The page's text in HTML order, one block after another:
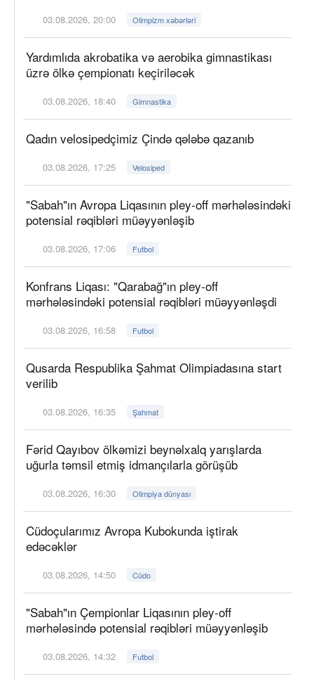
03.08.2026, 20:00 Olimpizm xəbərləri
Yardımlıda akrobatika və aerobika gimnastikası
üzrə ölkə çempionatı keçiriləcək
03.08.2026, 18:40 Gimnastika
Qadın velosipedçimiz Çində qələbə qazanıb
03.08.2026, 17:25 Velosiped
"Sabah"ın Avropa Liqasının pley-off mərhələsindəki
potensial rəqibləri müəyyənləşib
03.08.2026, 17:06 Futbol
Konfrans Liqası: "Qarabağ"ın pley-off
mərhələsindəki potensial rəqibləri müəyyənləşdi
03.08.2026, 16:58 Futbol
Qusarda Respublika Şahmat Olimpiadasına start
verilib
03.08.2026, 16:35 Şahmat
Fərid Qayıbov ölkəmizi beynəlxalq yarışlarda
uğurla təmsil etmiş idmançılarla görüşüb
03.08.2026, 16:30 Olimpiya dünyası
Cüdoçularımız Avropa Kubokunda iştirak
edəcəklər
03.08.2026, 14:50 Cüdo
"Sabah"ın Çempionlar Liqasının pley-off
mərhələsində potensial rəqibləri müəyyənləşib
03.08.2026, 14:32 Futbol